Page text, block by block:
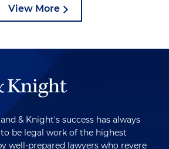
View More
& Knight's success has always
be legal work of the highest
well-prepared lawyers who revere